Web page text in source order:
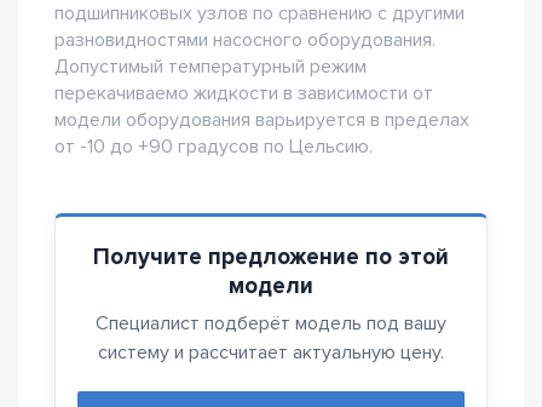
подшипниковых узлов по сравнению с другими
разновидностями насосного оборудования.
Допустимый температурный режим
перекачиваемо жидкости в зависимости от
модели оборудования варьируется в пределах
от -10 до +90 градусов по Цельсию.
Получите предложение по этой
модели
Специалист подберёт модель под вашу
систему и рассчитает актуальную цену.